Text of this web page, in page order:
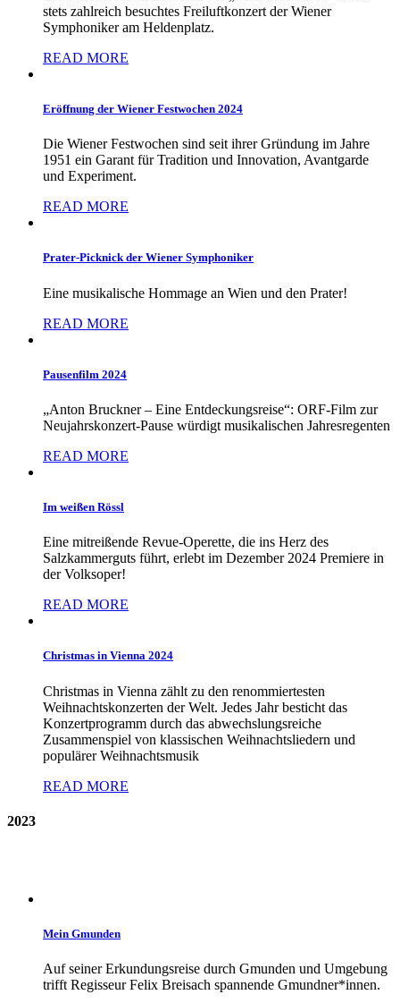
stets zahlreich besuchtes Freiluftkonzert der Wiener
Symphoniker am Heldenplatz.
READ MORE
Eröffnung der Wiener Festwochen 2024
Die Wiener Festwochen sind seit ihrer Gründung im Jahre
1951 ein Garant für Tradition und Innovation, Avantgarde
und Experiment.
READ MORE
Prater-Picknick der Wiener Symphoniker
Eine musikalische Hommage an Wien und den Prater!
READ MORE
Pausenfilm 2024
„Anton Bruckner – Eine Entdeckungsreise“: ORF-Film zur
Neujahrskonzert-Pause würdigt musikalischen Jahresregenten
READ MORE
Im weißen Rössl
Eine mitreißende Revue-Operette, die ins Herz des
Salzkammerguts führt, erlebt im Dezember 2024 Premiere in
der Volksoper!
READ MORE
Christmas in Vienna 2024
Christmas in Vienna zählt zu den renommiertesten
Weihnachtskonzerten der Welt. Jedes Jahr besticht das
Konzertprogramm durch das abwechslungsreiche
Zusammenspiel von klassischen Weihnachtsliedern und
populärer Weihnachtsmusik
READ MORE
2023
Mein Gmunden
Auf seiner Erkundungsreise durch Gmunden und Umgebung
trifft Regisseur Felix Breisach spannende Gmundner*innen.